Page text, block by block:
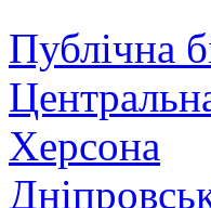
Публічна
Херсона